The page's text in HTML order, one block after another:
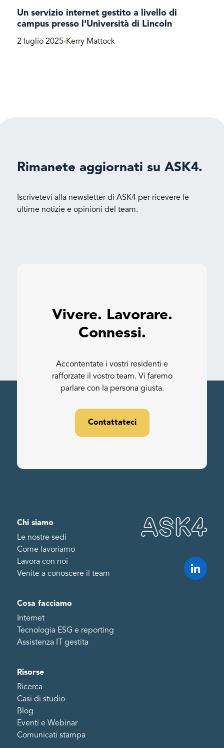
Un servizio internet gestito a livello di
campus presso l'Università di Lincoln
2 luglio 2025 Kerry Mattock
Rimanete aggiornati su ASK4.
Iscrivetevi alla newsletter di ASK4 per ricevere le
ultime notizie e opinioni del team.
Vivere. Lavorare.
Connessi.
Accontentate i vostri residenti e
rafforzate il vostro team. Vi faremo
parlare con la persona giusta.
Contattateci
Chi siamo
Le nostre sedi
Come lavoriamo
Lavora con noi
Venite a conoscere il team
Cosa facciamo
Internet
Tecnologia ESG e reporting
Assistenza IT gestita
Risorse
Ricerca
Casi di studio
Blog
Eventi e Webinar
Comunicati stampa